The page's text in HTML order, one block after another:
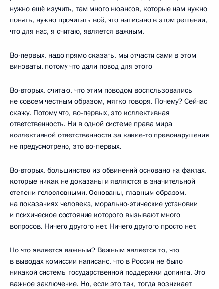
нужно ещё изучить, там много нюансов, которые нам нужно
понять, нужно прочитать всё, что написано в этом решении,
что для нас, я считаю, является важным.
Во-первых, надо прямо сказать, мы отчасти сами в этом
виноваты, потому что дали повод для этого.
Во-вторых, считаю, что этим поводом воспользовались
не совсем честным образом, мягко говоря. Почему? Сейчас
скажу. Потому что, во-первых, это коллективная
ответственность. Ни в одной системе права мира
коллективной ответственности за какие-то правонарушения
не предусмотрено, это во-первых.
Во-вторых, большинство из обвинений основано на фактах,
которые никак не доказаны и являются в значительной
степени голословными. Основаны, главным образом,
на показаниях человека, морально-этические установки
и психическое состояние которого вызывают много
вопросов. Ничего другого нет. Ничего другого просто нет.
Но что является важным? Важным является то, что
в выводах комиссии написано, что в России не было
никакой системы государственной поддержки допинга. Это
важное заключение. Но, если это так, тогда возникает